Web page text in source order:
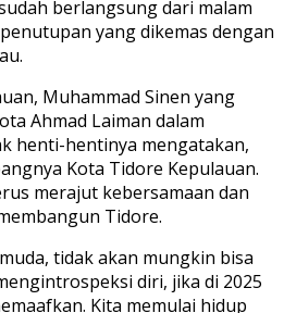
berlangsung dari malam
yang dikemas dengan
Muhammad Sinen yang
Ahmad Laiman dalam
henti-hentinya mengatakan,
Kota Tidore Kepulauan.
merajut kebersamaan dan
Tidore.
tidak akan mungkin bisa
diri, jika di 2025
Kita memulai hidup